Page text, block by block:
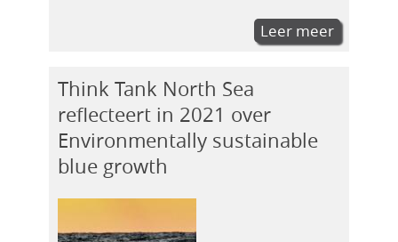
Leer meer
Think Tank North Sea
reflecteert in 2021 over
Environmentally sustainable
blue growth